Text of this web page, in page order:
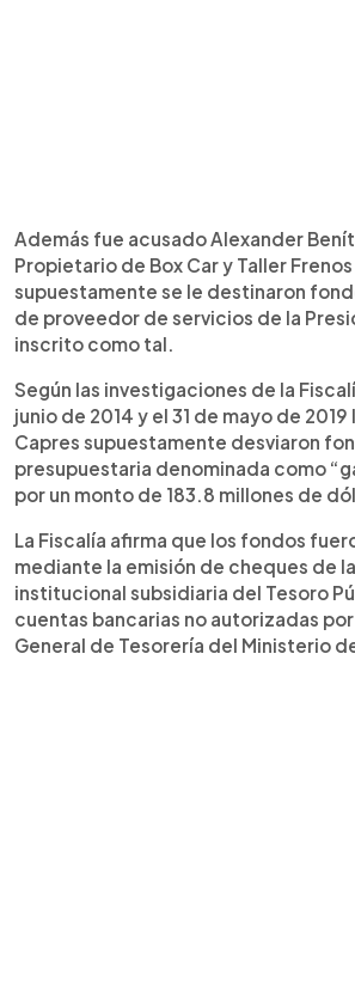
Además fue acusado Alexander
Propietario de Box Car y Taller Frenos
supuestamente se le destinaron
de proveedor de servicios de la
inscrito como tal.
Según las investigaciones de la
junio de 2014 y el 31 de mayo de
Capres supuestamente desviaron
presupuestaria denominada como
por un monto de 183.8 millones de
La Fiscalía afirma que los fondos
mediante la emisión de cheques de
institucional subsidiaria del Tesoro
cuentas bancarias no autorizadas
General de Tesorería del Ministerio